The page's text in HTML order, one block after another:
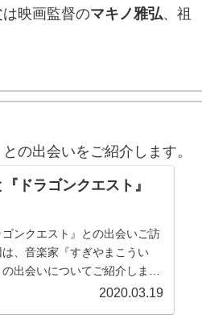
映画監督のマキノ雅弘、祖
の出会いをご紹介します。
ドラゴンクエスト』
ゴンクエスト』との出会いご訪
、音楽家『すぎやまこうい
出会いについてご紹介しま
作には、ゲームデザインに『堀
2020.03.19